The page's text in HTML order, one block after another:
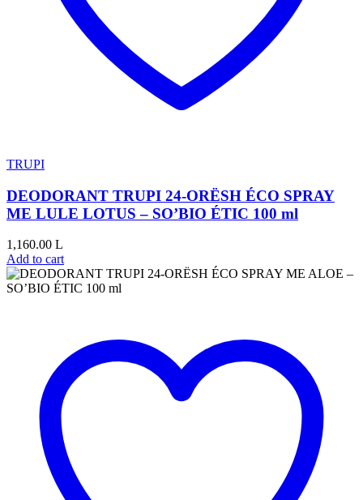
TRUPI
DEODORANT TRUPI 24-ORËSH ÉCO SPRAY
ME LULE LOTUS – SO’BIO ÉTIC 100 ml
1,160.00 L
Add to cart